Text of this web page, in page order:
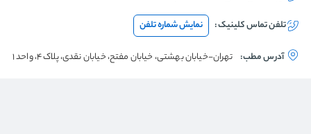
تلفن تماسکلینیک: نمایش شماره تلفن
آدرس مطب: تهران-خیابان بهشتی، خیابان مفتح، خیابان نقدی، پلاک 4، واحد 1